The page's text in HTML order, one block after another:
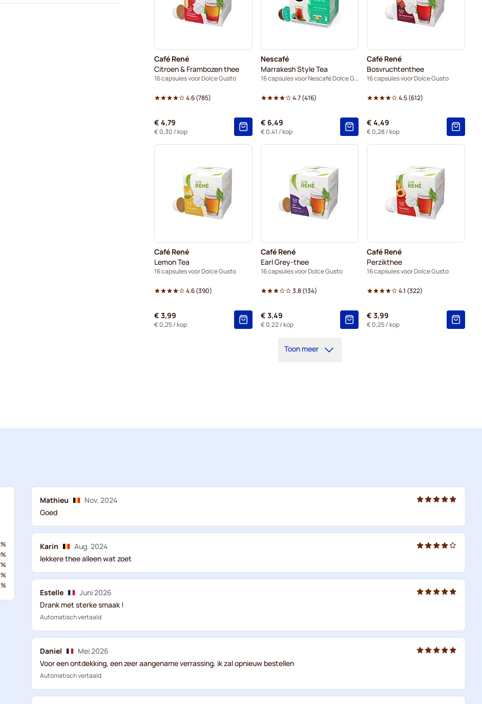
Café René
Citroen & Frambozen thee
16 capsules voor Dolce Gusto
4.6(785)
€ 4,79
€ 0,30 / kop
Nescafé
Marrakesh Style Tea
16 capsules voor Nescafé Dolce Gusto
4.7(416)
€ 6,49
€ 0,41 / kop
Café René
Bosvruchtenthee
16 capsules voor Dolce Gusto
4.5(612)
€ 4,49
€ 0,28/ kop
Café René
Lemon Tea
16 capsules voor Dolce Gusto
4.6(390)
€ 3,99
€ 0,25/ kop
Café René
Earl Grey-thee
16 capsules voor Dolce Gusto
3.8(134)
€ 3,49
€ 0,22/ kop
Café René
Perzikthee
16 capsules voor Dolce Gusto
4.1 (322)
€ 3,99
€ 0,25/ kop
Toon meer
Mathieu
Nov. 2024
Goed
Karin
Aug. 2024
lekkere thee alleen wat zoet
Estelle
Juni 2026
Drank met sterke smaak !
Automatisch vertaald
Daniel
Mei 2026
Voor een ontdekking, een zeer aangename verrassing, ik zal opnieuw bestellen
Automatisch vertaald